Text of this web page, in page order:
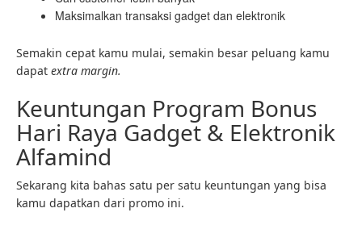
Maksimalkan transaksi gadget dan elektronik
Semakin cepat kamu mulai, semakin besar peluang kamu
dapat extra margin.
Keuntungan Program Bonus
Hari Raya Gadget & Elektronik
Alfamind
Sekarang kita bahas satu per satu keuntungan yang bisa
kamu dapatkan dari promo ini.